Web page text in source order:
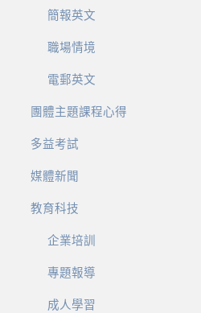
簡報英文
職場情境
電郵英文
團體主題課程心得
多益考試
媒體新聞
教育科技
企業培訓
專題報導
成人學習